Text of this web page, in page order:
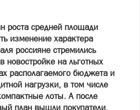
роста средней площади
изменение характера
россияне стремились
новостройке на льготных
располагаемого бюджета и
нагрузки, в том числе
лоты. А после
план вышли покупатели,